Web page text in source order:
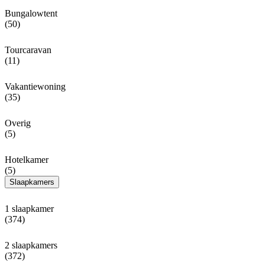
Bungalowtent
(50)
Tourcaravan
(11)
Vakantiewoning
(35)
Overig
(5)
Hotelkamer
(5)
Slaapkamers
1 slaapkamer
(374)
2 slaapkamers
(372)